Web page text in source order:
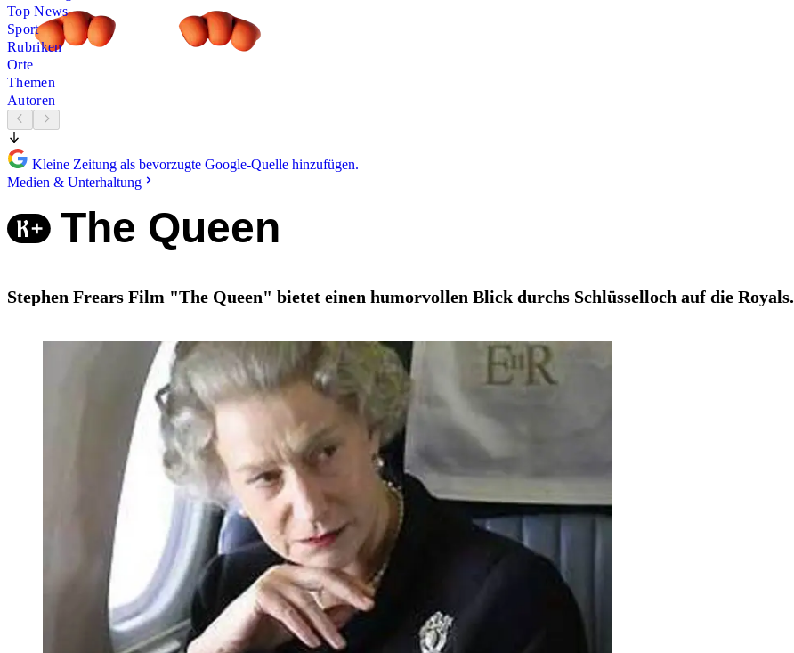
Top News
Sport
Rubriken
Orte
Themen
Autoren
Kleine Zeitung als bevorzugte Google-Quelle hinzufügen.
Medien & Unterhaltung
The Queen
Stephen Frears Film "The Queen" bietet einen humorvollen Blick durchs Schlüsselloch auf die Royals.